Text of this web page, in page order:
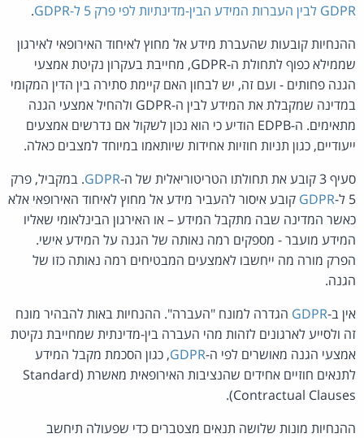
GDPR לבין העברות המידע הבין-מדינתיות לפי פרק 5 ל-GDPR
.
ההנחיות קובעות שהעברת מידע אל מחוץ לאיחוד האירופאי לאירגון
שממילא כפוף לתחולת ה-GDPR, מחייבת בעקרון נקיטת אמצעי
הגנה פחותים - ועם זה, יש לבחון האם קיימת סתירה בין הדין המקומי
במדינה שמקבלת את המידע לבין ה-GDPR ולהחיל אמצעי הגנה
מתאימים. ה-EDPB הודיע כי הוא נכון לשקול אם נדרשים אמצעים
ייעודיים, כגון תניות חוזיות אחידות שיותאמו במיוחד למצבים כאלה.
סעיף 3 קובע את תחולתו הטריטוריאלית של ה-
GDPR. במקביל, פרק
5 ל-
GDPR קובע איסור להעביר מידע אל מחוץ לאיחוד האירופאי אלא
כאשר המדינה שבה מתקבל המידע – או האירגון הבינלאומי שאליו
המידע מועבר - מספקים רמה נאותה של הגנה על המידע אישי.
הפרק מורה מה ייחשבו לאמצעים המבטיחים רמה נאותה כזו של
הגנה.
אין ב-GDPR הגדרה למונח "העברה". ההנחיות באות להבהיר מונח
זה ולסייע לארגונים לזהות מהי העברה בין-מדינתית שמחייבת נקיטת
אמצעי הגנה מאושרים לפי ה-GDPR, כגון הסכמת מקבל המידע
לתנאים חוזיים אחידים שהנציבות האירופאית מאשרת (Standard
Contractual Clauses).
ההנחיות מונות שלושה תנאים מצטברים כדי שפעולה תיחשב